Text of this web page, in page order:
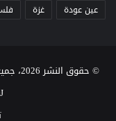
عين عودة
غزة
© حقوق النشر 2026، جميع الحقوق محفوظة لموقع Heure Du Journal |